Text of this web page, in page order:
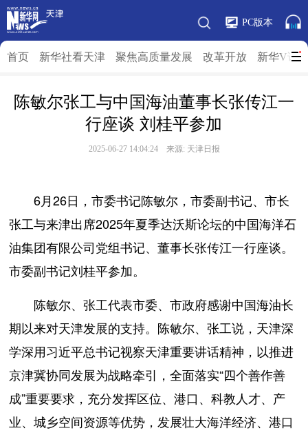
PC版本
首页 新华社看天津 聚焦高质量发展 改革开放 新华V访
陈敏尔张工与中国海油董事长张传江一
行座谈 刘桂平参加
2025-06-27 14:04:24 来源: 天津日报
6月26日，市委书记陈敏尔，市委副书记、市长
张工与来津出席2025年夏季达沃斯论坛的中国海洋石
油集团有限公司党组书记、董事长张传江一行座谈。
市委副书记刘桂平参加。
陈敏尔、张工代表市委、市政府感谢中国海油长
期以来对天津发展的支持。陈敏尔、张工说，天津深
学深用习近平总书记视察天津重要讲话精神，以推进
京津冀协同发展为战略牵引，全面落实“四个善作善
成”重要要求，充分发挥区位、港口、科教人才、产
业、城乡空间资源等优势，发展壮大海洋经济、港口